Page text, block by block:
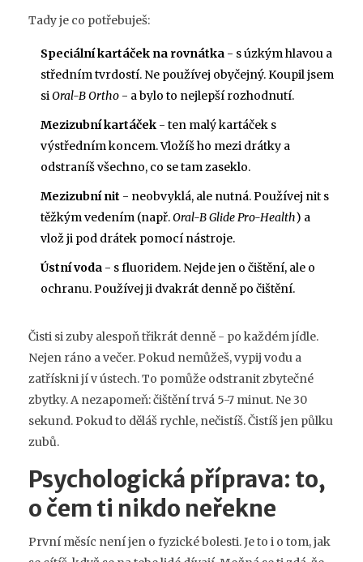
Tady je co potřebuješ:
Speciální kartáček na rovnátka - s úzkým hlavou a
středním tvrdostí. Ne používej obyčejný. Koupil jsem
siOral-B Ortho - a bylo to nejlepší rozhodnutí.
Mezizubní kartáček - ten malý kartáček s
výstředním koncem. Vložíš ho mezi drátky a
odstraníš všechno, co se tam zaseklo.
Mezizubní nit - neobvyklá, ale nutná. Používej nit s
těžkým vedením (např.Oral-B Glide Pro-Health) a
vlož ji pod drátek pomocí nástroje.
Ústní voda - s fluoridem. Nejde jen o čištění, ale o
ochranu. Používej ji dvakrát denně po čištění.
Čisti si zuby alespoň třikrát denně - po každém jídle.
Nejen ráno a večer. Pokud nemůžeš, vypij vodu a
zatřískni jí v ústech. To pomůže odstranit zbytečné
zbytky. A nezapomeň: čištění trvá 5-7 minut. Ne 30
sekund. Pokud to děláš rychle, nečistíš. Čistíš jen půlku
zubů.
Psychologická příprava: to,
o čem ti nikdo neřekne
První měsíc není jen o fyzické bolesti. Je to i o tom, jak